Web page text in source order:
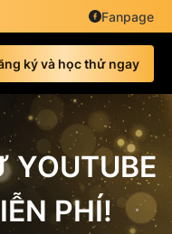
Fanpage
ký và học thử ngay
YOUTUBE
PHÍ!